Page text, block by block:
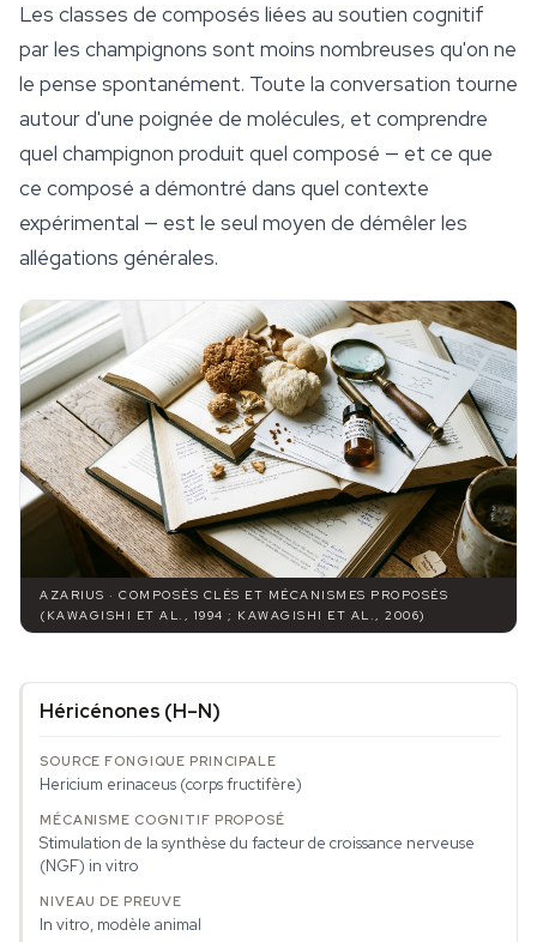
Les classes de composés liées au soutien cognitif
par les champignons sont moins nombreuses qu'on ne
le pense spontanément. Toute la conversation tourne
autour d'une poignée de molécules, et comprendre
quel champignon produit quel composé — et ce que
ce composé a démontré dans quel contexte
expérimental — est le seul moyen de démêler les
allégations générales.
AZARIUS · COMPOSÉS CLÉS ET MÉCANISMES PROPOSÉS
(KAWAGISHI ET AL., 1994 ; KAWAGISHI ET AL., 2006)
Héricénones (H–N)
Hericium erinaceus (corps fructifère)
Stimulation de la synthèse du facteur de croissance nerveuse
(NGF) in vitro
In vitro, modèle animal